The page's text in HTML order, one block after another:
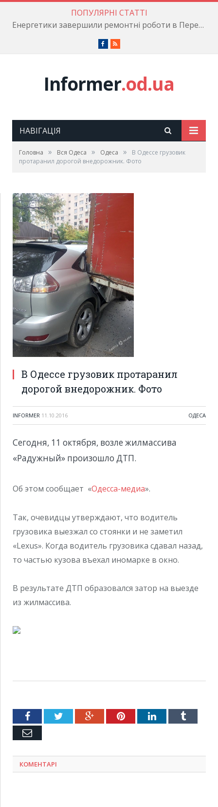
ПОПУЛЯРНІ СТАТТІ
Енергетики завершили ремонтні роботи в Пересипському районі
Facebook
RSS
Informer.od.ua
НАВІГАЦІЯ
Головна » Вся Одеса » Одеса »
В Одессе грузовик
протаранил дорогой внедорожник. Фото
В Одессе грузовик протаранил
дорогой внедорожник. Фото
INFORMER 11.10.2016 ОДЕСА
Сегодня, 11 октября, возле жилмассива
«Радужный» произошло ДТП.
Об этом сообщает «Одесса-медиа».
Так, очевидцы утверждают, что водитель
грузовика выезжал со стоянки и не заметил
«Lexus». Когда водитель грузовика сдавал назад,
то частью кузова въехал иномарке в окно.
В результате ДТП образовался затор на выезде
из жилмассива.
FacebookTwitter Google+PinterestLinkedInTumblr
Емейл
КОМЕНТАРІ